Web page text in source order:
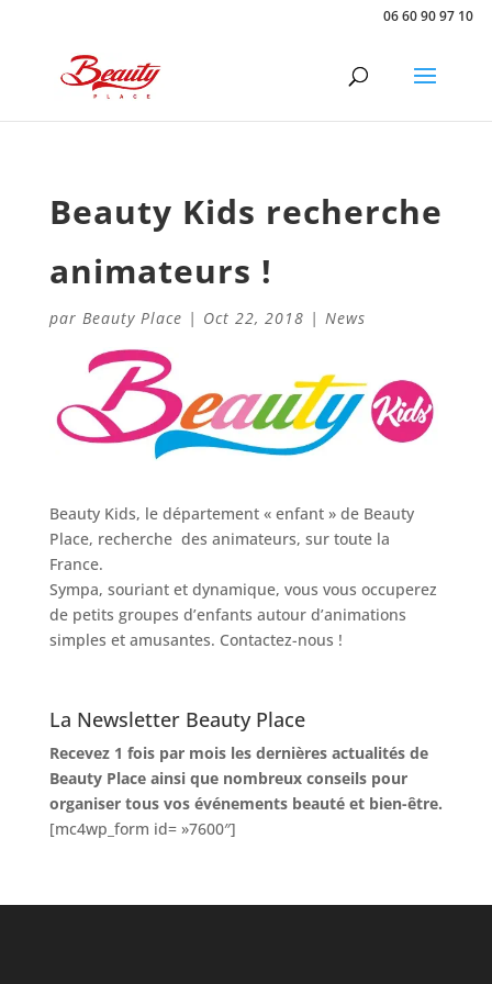
06 60 90 97 10
Beauty Kids recherche
animateurs !
par Beauty Place | Oct 22, 2018 | News
Beauty Kids, le département « enfant » de Beauty
Place, recherche des animateurs, sur toute la
France.
Sympa, souriant et dynamique, vous vous occuperez
de petits groupes d’enfants autour d’animations
simples et amusantes. Contactez-nous !
La Newsletter Beauty Place
Recevez 1 fois par mois les dernières actualités de
Beauty Place ainsi que nombreux conseils pour
organiser tous vos événements beauté et bien-être.
[mc4wp_form id= »7600″]